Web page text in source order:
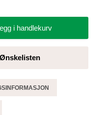
i handlekurv